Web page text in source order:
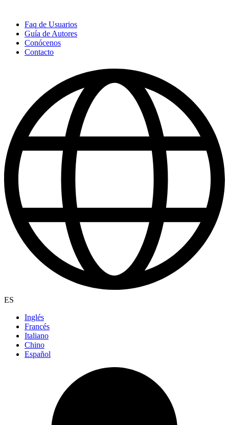
Faq de Usuarios
Guía de Autores
Conócenos
Contacto
ES
Inglés
Francés
Italiano
Chino
Español